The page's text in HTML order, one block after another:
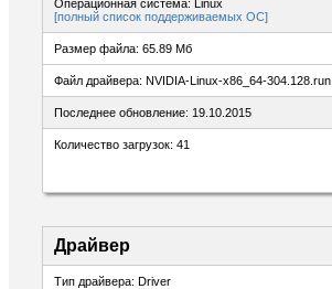
Операционная система: Linux
[полный список поддерживаемых ОС]
Размер файла: 65.89 Мб
Файл драйвера: NVIDIA-Linux-x86_64-304.128.run
Последнее обновление: 19.10.2015
Количество загрузок: 41
Драйвер
Тип драйвера: Driver